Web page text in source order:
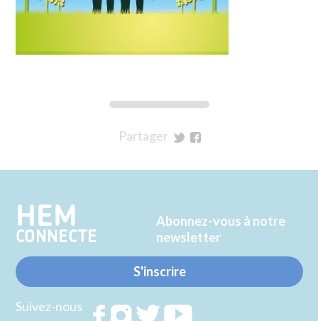
Partager
Twitter
Facebook
HEM
CONNECTE
Abonnez-vous à notre
newsletter
S'inscrire
Suivez-nous
RejoignezRejoignezRejoignez